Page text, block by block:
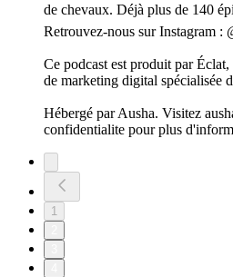
de chevaux. Déjà plus de 140
Retrouvez-nous sur Instagram :
Ce podcast est produit par
de marketing digital spécialisée
Hébergé par Ausha. Visitez
confidentialite pour plus
1